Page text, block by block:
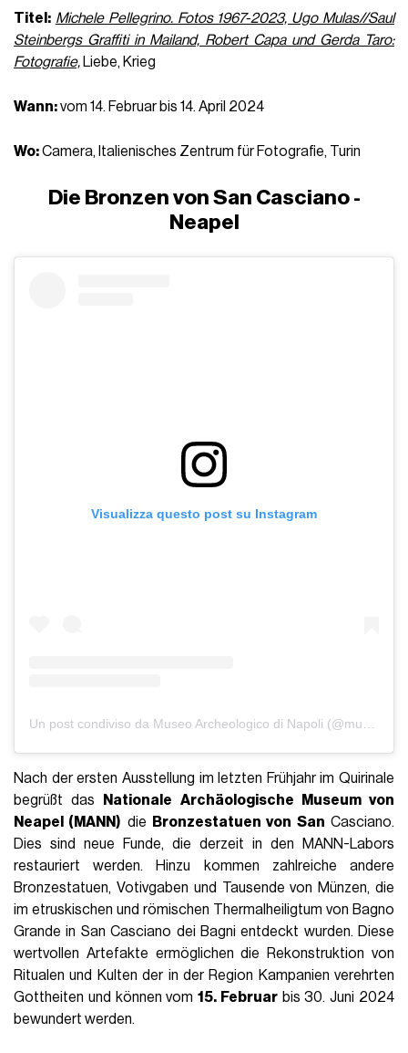
Titel: Michele Pellegrino. Fotos 1967-2023, Ugo Mulas//Saul
Steinbergs Graffiti in Mailand, Robert Capa und Gerda Taro:
Fotografie, Liebe, Krieg
Wann:vom 14. Februar bis 14. April 2024
Wo:Camera, Italienisches Zentrum für Fotografie, Turin
Die Bronzen von San Casciano -
Neapel
Visualizza questo post su Instagram
Un post condiviso da Museo Archeologico di Napoli (@museoarcheologiconapoli)
Nach der ersten Ausstellung im letzten Frühjahr im Quirinale
begrüßt das
Nationale Archäologische Museum von
Neapel (MANN) die Bronzestatuen von San Casciano.
Dies sind neue Funde, die derzeit in den MANN-Labors
restauriert werden. Hinzu kommen zahlreiche andere
Bronzestatuen, Votivgaben und Tausende von Münzen, die
im etruskischen und römischen Thermalheiligtum von Bagno
Grande in San Casciano dei Bagni entdeckt wurden. Diese
wertvollen Artefakte ermöglichen die Rekonstruktion von
Ritualen und Kulten der in der Region Kampanien verehrten
Gottheiten und können vom15. Februarbis 30. Juni 2024
bewundert werden.